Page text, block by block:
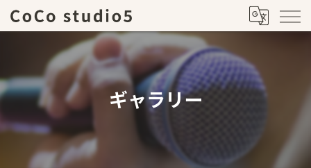
ギャラリー